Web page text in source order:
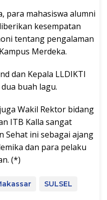
para mahasiswa alumni
kesempatan
tentang pengalaman
Merdeka.
dan Kepala LLDIKTI
buah lagu.
Wakil Rektor bidang
ITB Kalla sangat
Sehat ini sebagai ajang
dan para pelaku
(*)
SULSEL